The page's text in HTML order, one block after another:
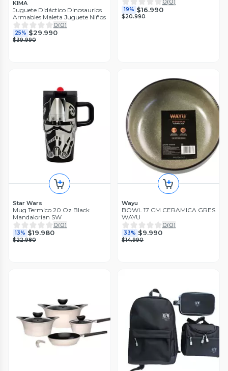
KIMA
Juguete Didáctico Dinosaurios
Armables Maleta Juguete Niños
0(0)
25% $29.990
$39.990
19% $16.990
$20.990
Star Wars
Mug Termico 20 Oz Black
Mandalorian SW
0(0)
13% $19.980
$22.980
Wayu
BOWL 17 CM CERAMICA GRES
WAYU
0(0)
33% $9.990
$14.990